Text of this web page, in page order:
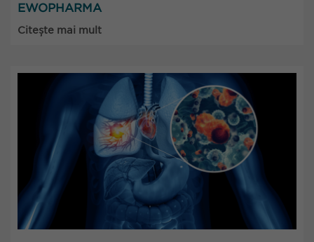
EWOPHARMA
Citește mai mult